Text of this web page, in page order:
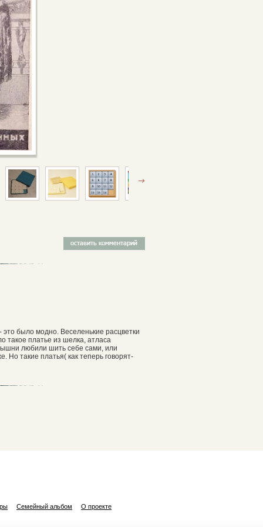
было модно. Веселенькие расцветки
такое платье из шелка, атласа
любили шить себе сами, или
Но такие платья( как теперь говорят-
Семейный альбом О проекте